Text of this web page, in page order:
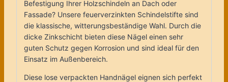
Befestigung Ihrer Holzschindeln an Dach oder
Fassade? Unsere feuerverzinkten Schindelstifte sind
die klassische, witterungsbeständige Wahl. Durch die
dicke Zinkschicht bieten diese Nägel einen sehr
guten Schutz gegen Korrosion und sind ideal für den
Einsatz im Außenbereich.
Diese lose verpackten Handnägel eignen sich perfekt